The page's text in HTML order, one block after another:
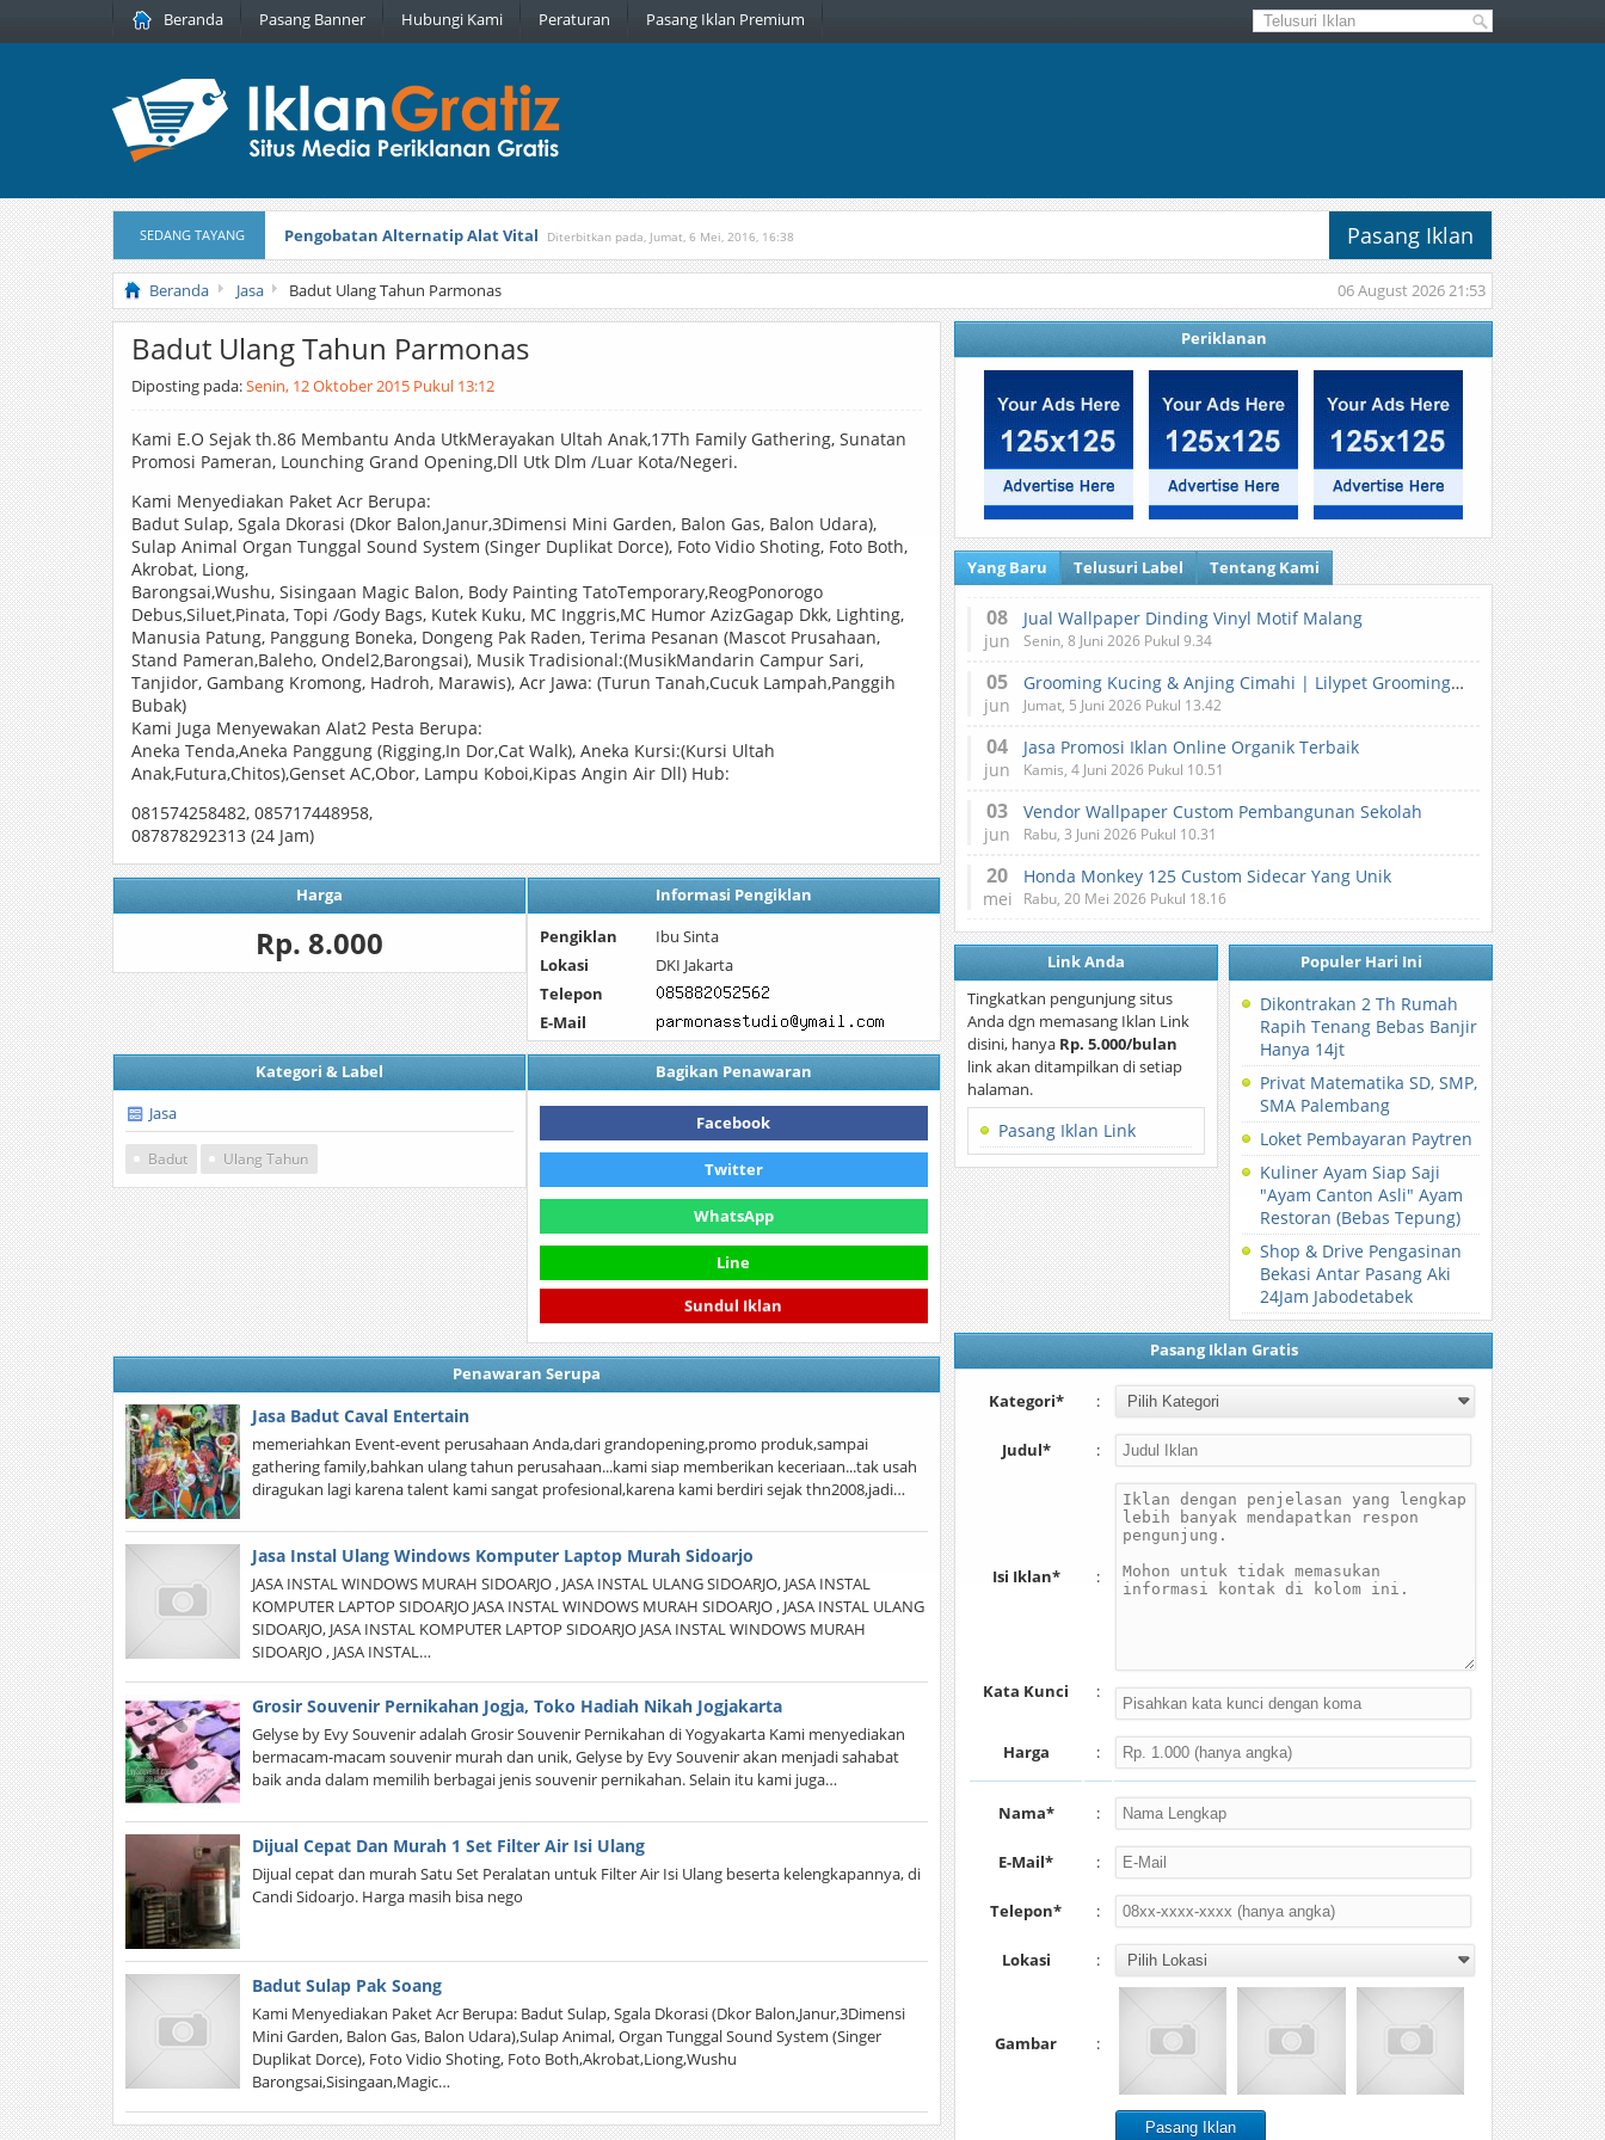
Beranda Pasang Banner Hubungi Kami Peraturan Pasang Iklan Premium
SEDANG TAYANG Pasang Iklan
Pengobatan Alternatip Alat Vital Diterbitkan pada, Jumat, 6 Mei, 2016, 16:38
Pita Cantik Pesona Diterbitkan pada, Kamis, 16 Februari, 2017, 21:34 06 August 2026 21:53
Beranda Jasa Badut Ulang Tahun Parmonas
Badut Ulang Tahun Parmonas
Diposting pada:Senin, 12 Oktober 2015 Pukul 13:12
Kami E.O Sejak th.86 Membantu Anda UtkMerayakan Ultah Anak,17Th Family Gathering, Sunatan
Promosi Pameran, Lounching Grand Opening,Dll Utk Dlm /Luar Kota/Negeri.
Kami Menyediakan Paket Acr Berupa:
Badut Sulap, Sgala Dkorasi (Dkor Balon,Janur,3Dimensi Mini Garden, Balon Gas, Balon Udara),
Sulap Animal Organ Tunggal Sound System (Singer Duplikat Dorce), Foto Vidio Shoting, Foto Both,
Akrobat, Liong,
Barongsai,Wushu, Sisingaan Magic Balon, Body Painting TatoTemporary,ReogPonorogo
Debus,Siluet,Pinata, Topi /Gody Bags, Kutek Kuku, MC Inggris,MC Humor AzizGagap Dkk, Lighting,
Manusia Patung, Panggung Boneka, Dongeng Pak Raden, Terima Pesanan (Mascot Prusahaan,
Stand Pameran,Baleho, Ondel2,Barongsai), Musik Tradisional:(MusikMandarin Campur Sari,
Tanjidor, Gambang Kromong, Hadroh, Marawis), Acr Jawa: (Turun Tanah,Cucuk Lampah,Panggih
Bubak)
Kami Juga Menyewakan Alat2 Pesta Berupa:
Aneka Tenda,Aneka Panggung (Rigging,In Dor,Cat Walk), Aneka Kursi:(Kursi Ultah
Anak,Futura,Chitos),Genset AC,Obor, Lampu Koboi,Kipas Angin Air Dll) Hub:
081574258482, 085717448958,
087878292313 (24 Jam)
Harga
Rp. 8.000
Informasi Pengiklan
Pengiklan
Ibu Sinta
Lokasi
DKI Jakarta
Telepon
E-Mail
Kategori & Label
Jasa
Badut Ulang Tahun
Bagikan Penawaran
Facebook
Twitter
WhatsApp
Line
Sundul Iklan
Penawaran Serupa
Jasa Badut Caval Entertain
memeriahkan Event-event perusahaan Anda,dari grandopening,promo produk,sampai
gathering family,bahkan ulang tahun perusahaan...kami siap memberikan keceriaan...tak usah
diragukan lagi karena talent kami sangat profesional,karena kami berdiri sejak thn2008,jadi…
Jasa Instal Ulang Windows Komputer Laptop Murah Sidoarjo
JASA INSTAL WINDOWS MURAH SIDOARJO , JASA INSTAL ULANG SIDOARJO, JASA INSTAL
KOMPUTER LAPTOP SIDOARJO JASA INSTAL WINDOWS MURAH SIDOARJO , JASA INSTAL ULANG
SIDOARJO, JASA INSTAL KOMPUTER LAPTOP SIDOARJO JASA INSTAL WINDOWS MURAH
SIDOARJO , JASA INSTAL…
Grosir Souvenir Pernikahan Jogja, Toko Hadiah Nikah Jogjakarta
Gelyse by Evy Souvenir adalah Grosir Souvenir Pernikahan di Yogyakarta Kami menyediakan
bermacam-macam souvenir murah dan unik, Gelyse by Evy Souvenir akan menjadi sahabat
baik anda dalam memilih berbagai jenis souvenir pernikahan. Selain itu kami juga…
Dijual Cepat Dan Murah 1 Set Filter Air Isi Ulang
Dijual cepat dan murah Satu Set Peralatan untuk Filter Air Isi Ulang beserta kelengkapannya, di
Candi Sidoarjo. Harga masih bisa nego
Badut Sulap Pak Soang
Kami Menyediakan Paket Acr Berupa: Badut Sulap, Sgala Dkorasi (Dkor Balon,Janur,3Dimensi
Mini Garden, Balon Gas, Balon Udara),Sulap Animal, Organ Tunggal Sound System (Singer
Duplikat Dorce), Foto Vidio Shoting, Foto Both,Akrobat,Liong,Wushu
Barongsai,Sisingaan,Magic…
Periklanan
Yang Baru Telusuri Label Tentang Kami
08
jun
Jual Wallpaper Dinding Vinyl Motif Malang
Senin, 8 Juni 2026 Pukul 9.34
05
jun
Grooming Kucing & Anjing Cimahi | Lilypet Grooming & Pet Hotel
Jumat, 5 Juni 2026 Pukul 13.42
04
jun
Jasa Promosi Iklan Online Organik Terbaik
Kamis, 4 Juni 2026 Pukul 10.51
03
jun
Vendor Wallpaper Custom Pembangunan Sekolah
Rabu, 3 Juni 2026 Pukul 10.31
20
mei
Honda Monkey 125 Custom Sidecar Yang Unik
Rabu, 20 Mei 2026 Pukul 18.16
Link Anda
Tingkatkan pengunjung situs
Anda dgn memasang Iklan Link
disini, hanya Rp. 5.000/bulan
link akan ditampilkan di setiap
halaman.
Pasang Iklan Link
Populer Hari Ini
Dikontrakan 2 Th Rumah
Rapih Tenang Bebas Banjir
Hanya 14jt
Privat Matematika SD, SMP,
SMA Palembang
Loket Pembayaran Paytren
Kuliner Ayam Siap Saji
"Ayam Canton Asli" Ayam
Restoran (Bebas Tepung)
Shop & Drive Pengasinan
Bekasi Antar Pasang Aki
24Jam Jabodetabek
Pasang Iklan Gratis
Kategori* :
Judul* :
Isi Iklan* :
Kata Kunci :
Harga :
Nama* :
E-Mail* :
Telepon* :
Lokasi :
Gambar :